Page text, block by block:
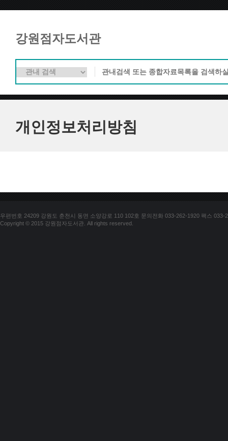
강원점자도서관
개인정보처리방침
우편번호 24209 강원도 춘천시 동면 소양강로 110 102호 문의전화 033-262-1920 팩스 033-
Copyright © 2015 강원점자도서관. All rights reserved.